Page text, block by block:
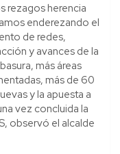
rezagos herencia
enderezando el
de redes,
y avances de la
más áreas
más de 60
y la apuesta a
vez concluida la
observó el alcalde